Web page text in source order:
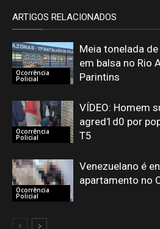
ARTIGOS RELACIONADOS
Ocorrência
Policial
Meia tonelada
em balsa no Rio
Parintins
Ocorrência
Policial
VÍDEO: Homem
agred1d0 por
T5
Ocorrência
Policial
Venezuelano é
apartamento no